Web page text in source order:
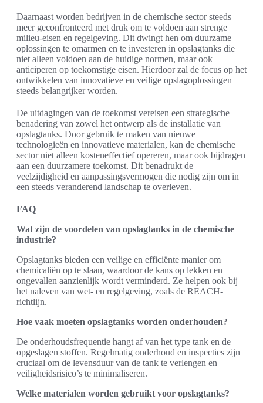
Daarnaast worden bedrijven in de chemische sector steeds
meer geconfronteerd met druk om te voldoen aan strenge
milieu-eisen en regelgeving. Dit dwingt hen om duurzame
oplossingen te omarmen en te investeren in opslagtanks die
niet alleen voldoen aan de huidige normen, maar ook
anticiperen op toekomstige eisen. Hierdoor zal de focus op het
ontwikkelen van innovatieve en veilige opslagoplossingen
steeds belangrijker worden.
De uitdagingen van de toekomst vereisen een strategische
benadering van zowel het ontwerp als de installatie van
opslagtanks. Door gebruik te maken van nieuwe
technologieën en innovatieve materialen, kan de chemische
sector niet alleen kosteneffectief opereren, maar ook bijdragen
aan een duurzamere toekomst. Dit benadrukt de
veelzijdigheid en aanpassingsvermogen die nodig zijn om in
een steeds veranderend landschap te overleven.
FAQ
Wat zijn de voordelen van opslagtanks in de chemische
industrie?
Opslagtanks bieden een veilige en efficiënte manier om
chemicaliën op te slaan, waardoor de kans op lekken en
ongevallen aanzienlijk wordt verminderd. Ze helpen ook bij
het naleven van wet- en regelgeving, zoals de REACH-
richtlijn.
Hoe vaak moeten opslagtanks worden onderhouden?
De onderhoudsfrequentie hangt af van het type tank en de
opgeslagen stoffen. Regelmatig onderhoud en inspecties zijn
cruciaal om de levensduur van de tank te verlengen en
veiligheidsrisico’s te minimaliseren.
Welke materialen worden gebruikt voor opslagtanks?